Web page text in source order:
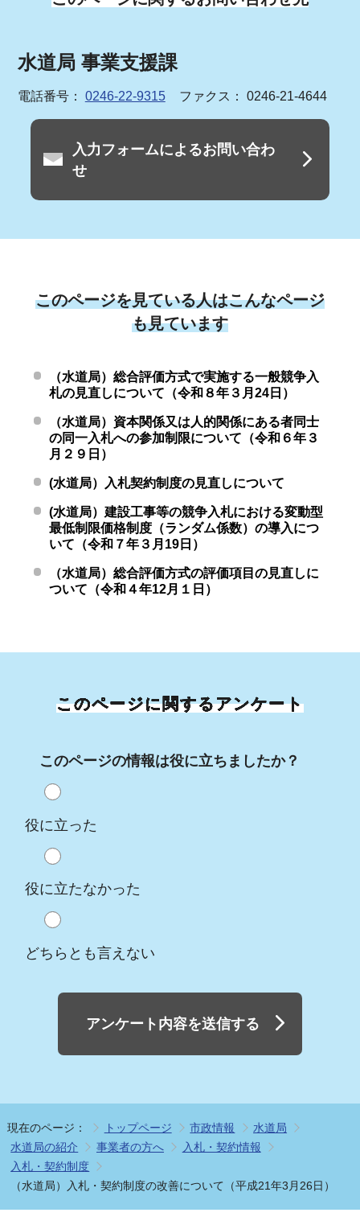
水道局 事業支援課
電話番号： 0246-22-9315 ファクス： 0246-21-4644
入力フォームによるお問い合わ
せ
このページを見ている人はこんなページ
も見ています
（水道局）総合評価方式で実施する一般競争入
札の見直しについて（令和８年３月24日）
（水道局）資本関係又は人的関係にある者同士
の同一入札への参加制限について（令和６年３
月２９日）
(水道局）入札契約制度の見直しについて
(水道局）建設工事等の競争入札における変動型
最低制限価格制度（ランダム係数）の導入につ
いて（令和７年３月19日）
（水道局）総合評価方式の評価項目の見直しに
ついて（令和４年12月１日）
このページに関するアンケート
このページの情報は役に立ちましたか？
役に立った
役に立たなかった
どちらとも言えない
アンケート内容を送信する
現在のページ： トップページ 市政情報
水道局
水道局の紹介
事業者の方へ
入札・契約情報
入札・契約制度
（水道局）入札・契約制度の改善について（平成21年3月26日）